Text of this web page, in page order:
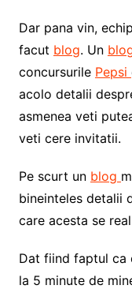
Dar pana vin,
facut blog. Un
concursurile Pepsi
acolo detalii
asmenea veti
veti cere invitatii.
Pe scurt un blog
bineinteles detalii
care acesta se
Dat fiind faptul ca
la 5 minute de